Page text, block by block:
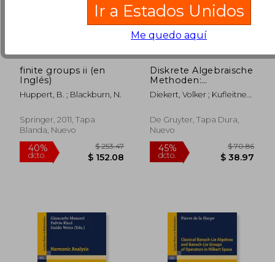
45%
dcto. $ 186.37 dcto. $
finite groups ii (en
Inglés)
Huppert, B. ; Blackburn, N.
Springer, 2011, Tapa
Blanda, Nuevo
Diskrete Algebraische
Methoden:
Arithmetik,
Kryptographie,
Gruppen (en Alemán)
Diekert, Volker ; Kufleitner,
Gerhard
De Gruyter, Tapa Dura,
Nuevo
Ir a Estados Unidos
Me quedo aquí